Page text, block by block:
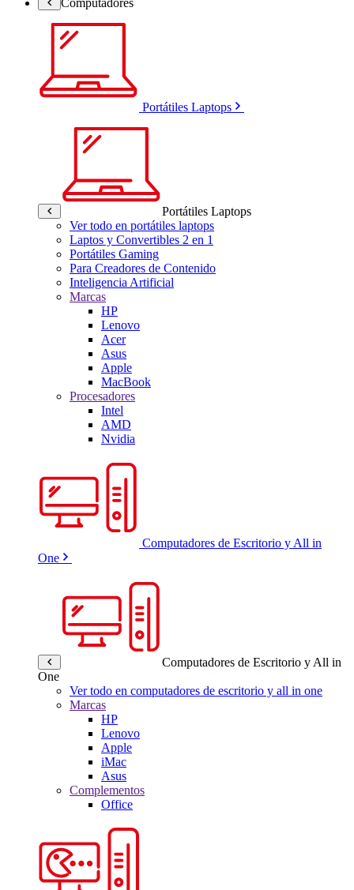
Portátiles Laptops
Portátiles Laptops
Ver todo en portátiles laptops
Laptos y Convertibles 2 en 1
Portátiles Gaming
Para Creadores de Contenido
Inteligencia Artificial
Marcas
HP
Lenovo
Acer
Asus
Apple
MacBook
Procesadores
Intel
AMD
Nvidia
Computadores de Escritorio y All in
One
Computadores de Escritorio y All in
One
Ver todo en computadores de escritorio y all in one
Marcas
HP
Lenovo
Apple
iMac
Asus
Complementos
Office